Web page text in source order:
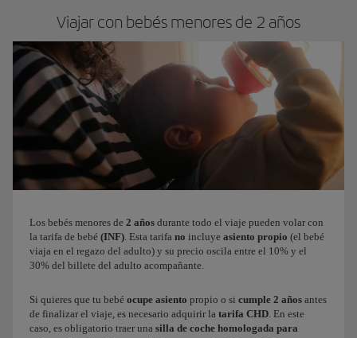
Viajar con bebés menores de 2 años
Los bebés menores de 2 años durante todo el viaje pueden volar con
la tarifa de bebé (INF). Esta tarifa no incluye asiento propio (el bebé
viaja en el regazo del adulto) y su precio oscila entre el 10% y el
30% del billete del adulto acompañante.
Si quieres que tu bebé ocupe asiento propio o si cumple 2 años antes
de finalizar el viaje, es necesario adquirir la tarifa CHD. En este
caso, es obligatorio traer una silla de coche homologada para